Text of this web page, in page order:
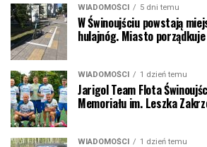
WIADOMOŚCI 5 dni temu
W Świnoujściu powstają
hulajnóg. Miasto
WIADOMOŚCI 1 dzień temu
Jarigol Team Flota
Memoriału im. Leszka
WIADOMOŚCI 1 dzień temu